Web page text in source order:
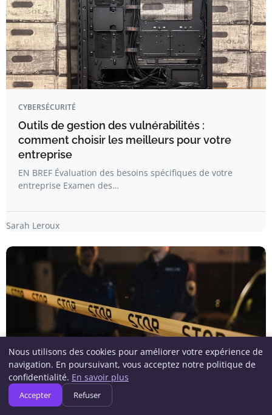
CYBERSÉCURITÉ
Outils de gestion des vulnérabilités :
comment choisir les meilleurs pour votre
entreprise
EN BREF Évaluation des besoins spécifiques de votre
entreprise Examen des…
Sarah Leroux
CYBERSÉCURITÉ
Réponse aux cyberincidents : stratégies
Nous utilisons des cookies pour améliorer votre expérience de
navigation. En poursuivant, vous acceptez notre politique de
confidentialité. En savoir plus
Accepter Refuser